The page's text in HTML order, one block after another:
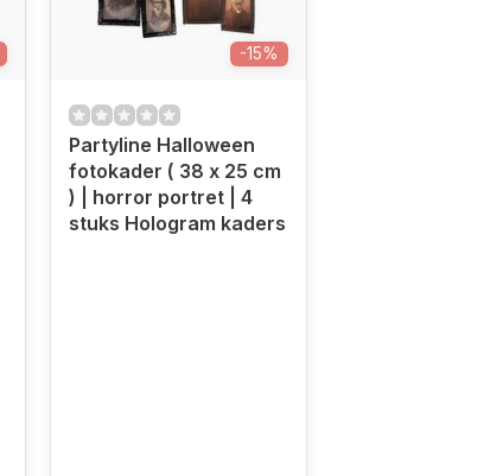
-15%
Partyline Halloween
fotokader ( 38 x 25 cm
) | horror portret | 4
stuks Hologram kaders